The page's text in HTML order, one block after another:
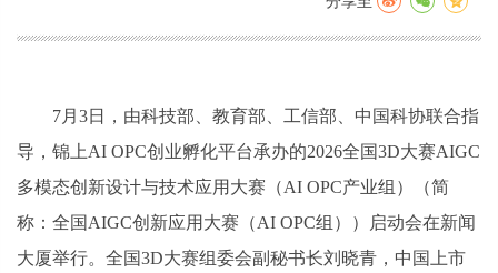
7月3日，由科技部、教育部、工信部、中国科协联合指
导，锦上AI OPC创业孵化平台承办的2026全国3D大赛AIGC
多模态创新设计与技术应用大赛（AI OPC产业组）（简
称：全国AIGC创新应用大赛（AI OPC组））启动会在新闻
大厦举行。全国3D大赛组委会副秘书长刘晓青，中国上市